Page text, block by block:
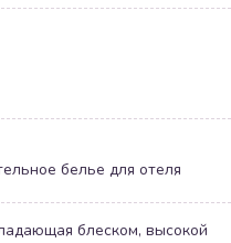
блеском, высокой
белье для отеля